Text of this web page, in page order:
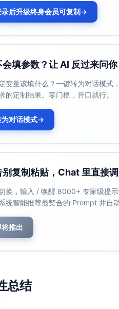
SEM与再营销：捕获意图与强化
ABM定向：以300家目标账户为
旅程培育：角色与行业分层旅程
销售协同与SLA
演示预约工作流：MQL→自动
道规划
搜索与信息流
一二线城市；落地页一键预约/下
圈层
自有与公域内容
官网与落地页：专题页（白皮书
微信公众号与社群：每周2篇，
行业媒体与社区：36氪企服频道
目标账户列表：制造/外贸/软件
录后升级终身会员可复制→
会填参数？让 AI 反过来问你
变量该填什么？一键转为对话模式
的定制结果。零门槛，开口就行。
为对话模式→
别复制粘贴，Chat 里直接调
换，输入 / 唤醒 8000+ 专家级提
统智能推荐最契合的 Prompt 并自
将推出
总结